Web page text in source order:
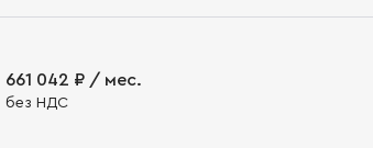
661 042 ₽ / мес.
без НДС